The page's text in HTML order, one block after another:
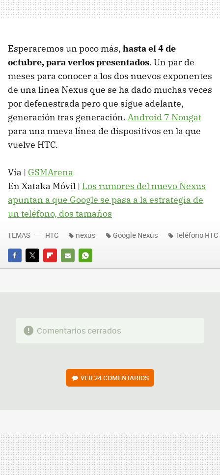
Esperaremos un poco más, hasta el 4 de
octubre, para verlos presentados. Un par de
meses para conocer a los dos nuevos exponentes
de una línea Nexus que se ha dado muchas veces
por defenestrada pero que sigue adelante,
generación tras generación. Android 7 Nougat
para una nueva línea de dispositivos en la que
vuelve HTC.
Vía | GSMArena
En Xataka Móvil | Los rumores del nuevo Nexus
apuntan a que Google se pasa a la estrategia de
un teléfono, dos tamaños
FACEBOOK
TWITTERFLIPBOARD
E-
WHATSAPP
TEMAS HTC nexus Google Nexus Teléfono HTC
Comentarios cerrados
VER24 COMENTARIOS